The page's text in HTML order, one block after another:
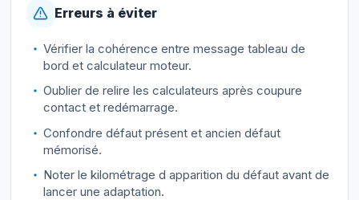
Erreurs à éviter
Vérifier la cohérence entre message tableau de
bord et calculateur moteur.
Oublier de relire les calculateurs après coupure
contact et redémarrage.
Confondre défaut présent et ancien défaut
mémorisé.
Noter le kilométrage d apparition du défaut avant de
lancer une adaptation.